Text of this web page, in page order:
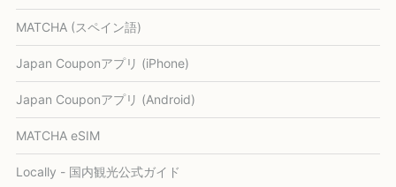
MATCHA (スペイン語)
Japan Couponアプリ (iPhone)
Japan Couponアプリ (Android)
MATCHA eSIM
Locally - 国内観光公式ガイド